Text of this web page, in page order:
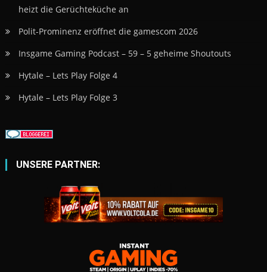
heizt die Gerüchteküche an
Polit-Prominenz eröffnet die gamescom 2026
Insgame Gaming Podcast – 59 – 5 geheime Shoutouts
Hytale – Lets Play Folge 4
Hytale – Lets Play Folge 3
UNSERE PARTNER: